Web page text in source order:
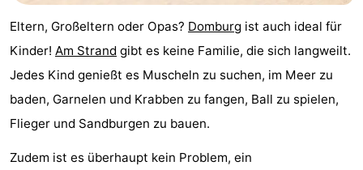
Park
-
Wijngaerde
Ferienhäuser
-
Eltern, Großeltern oder Opas? Domburg ist auch ideal für
Kinder! Am Strand gibt es keine Familie, die sich langweilt.
Jedes Kind genießt es Muscheln zu suchen, im Meer zu
baden, Garnelen und Krabben zu fangen, Ball zu spielen,
Flieger und Sandburgen zu bauen.
Zudem ist es überhaupt kein Problem, ein